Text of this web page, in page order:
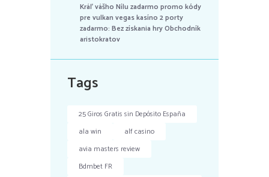
Kráľ vášho Nílu zadarmo promo kódy
pre vulkan vegas kasíno 2 porty
zadarmo: Bez získania hry Obchodník
aristokratov
Tags
25 Giros Gratis sin Depósito España
ala win
alf casino
avia masters review
Bdmbet FR